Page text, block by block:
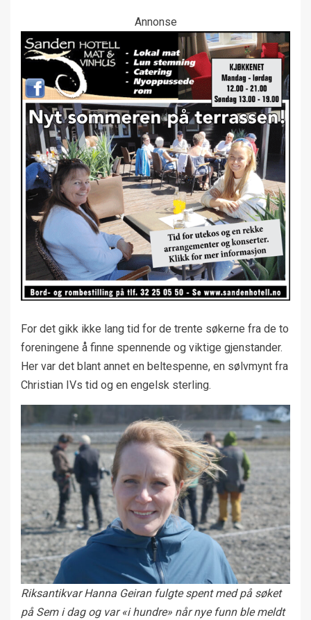
Annonse
For det gikk ikke lang tid for de trente søkerne fra de to
foreningene å finne spennende og viktige gjenstander.
Her var det blant annet en beltespenne, en sølvmynt fra
Christian IVs tid og en engelsk sterling.
Riksantikvar Hanna Geiran fulgte spent med på søket
på Sem i dag og var «i hundre» når nye funn ble meldt